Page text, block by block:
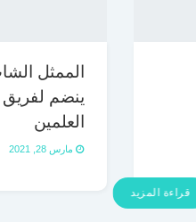
قراءة المزيد
الممثل
ينضم
العلمين
مارس 28, 2021